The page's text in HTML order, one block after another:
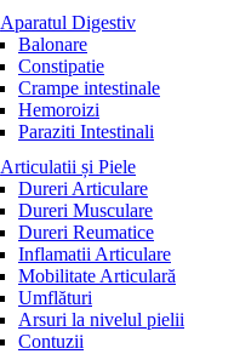
Aparatul Digestiv
Balonare
Constipatie
Crampe intestinale
Hemoroizi
Paraziti Intestinali
Articulatii și Piele
Dureri Articulare
Dureri Musculare
Dureri Reumatice
Inflamatii Articulare
Mobilitate Articulară
Umflături
Arsuri la nivelul pielii
Contuzii